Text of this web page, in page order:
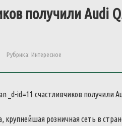
получилиAudi
Рубрика: Интересное
11 счастливчиков получили
, крупнейшая розничнаясеть в